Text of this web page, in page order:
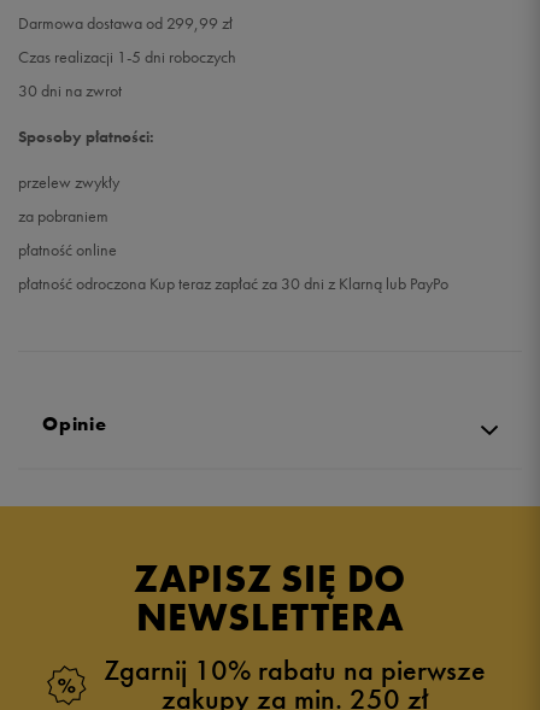
Darmowa dostawa od 299,99 zł
Czas realizacji 1-5 dni roboczych
30 dni na zwrot
Sposoby płatności:
przelew zwykły
za pobraniem
płatność online
płatność odroczona Kup teraz zapłać za 30 dni z Klarną lub PayPo
Opinie
4.7
zebranych i zweryfikowanych przez
ZAPISZ SIĘ DO
NEWSLETTERA
Zgarnij 10% rabatu na pierwsze
zakupy za min. 250 zł